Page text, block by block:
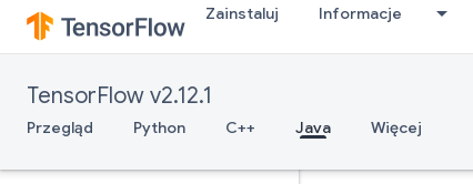
Zainstaluj Informacje
TensorFlow v2.12.1
Przegląd Python C++ Java Więcej
StatelessShuffle
StatelessTruncatedNormalV2
StatsAggregatorHandleV2
er